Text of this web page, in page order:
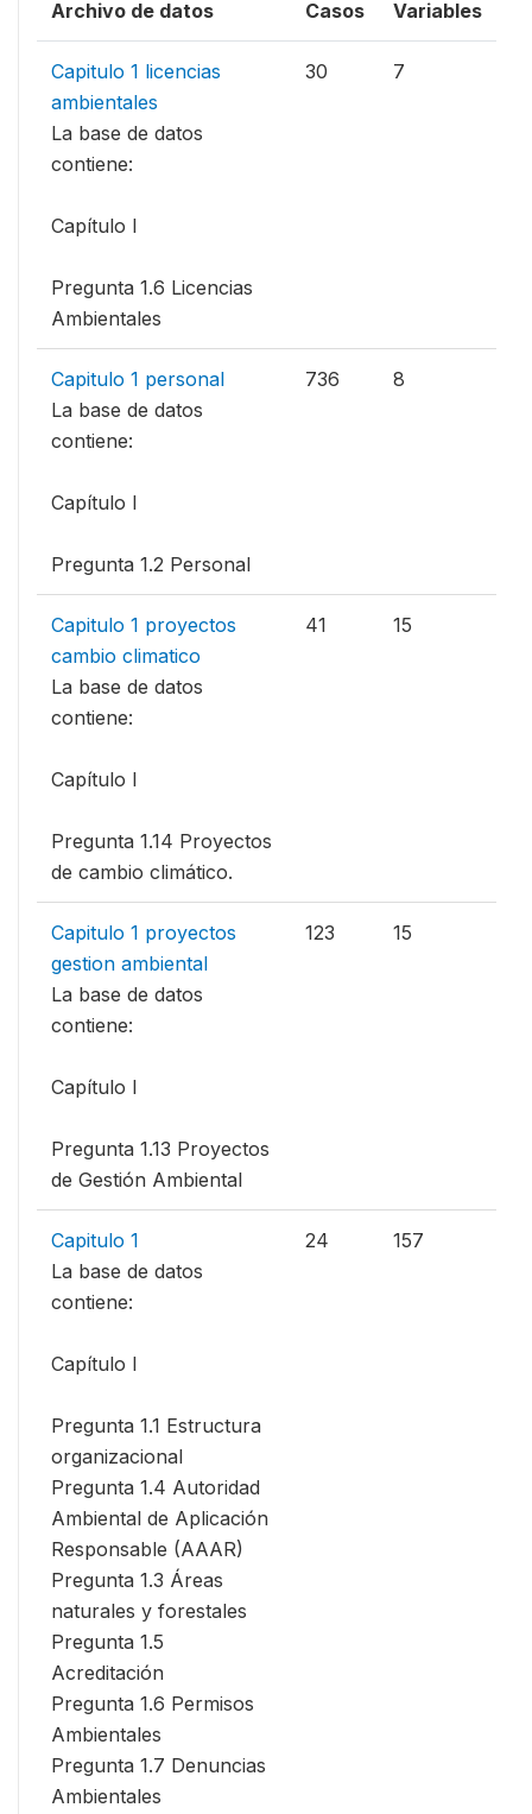
Archivo de datos Casos Variables
Capitulo 1 licencias
ambientales
La base de datos
contiene:
Capítulo I
Pregunta 1.6 Licencias
Ambientales
30 7
Capitulo 1 personal
La base de datos
contiene:
Capítulo I
Pregunta 1.2 Personal
736 8
Capitulo 1 proyectos
cambio climatico
La base de datos
contiene:
Capítulo I
Pregunta 1.14 Proyectos
de cambio climático.
41 15
Capitulo 1 proyectos
gestion ambiental
La base de datos
contiene:
Capítulo I
Pregunta 1.13 Proyectos
de Gestión Ambiental
123 15
Capitulo 1
La base de datos
contiene:
Capítulo I
Pregunta 1.1 Estructura
organizacional
Pregunta 1.4 Autoridad
Ambiental de Aplicación
Responsable (AAAR)
Pregunta 1.3 Áreas
naturales y forestales
Pregunta 1.5
Acreditación
Pregunta 1.6 Permisos
Ambientales
Pregunta 1.7 Denuncias
Ambientales
24 157